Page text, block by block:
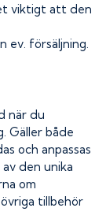
viktigt att den
ev. försäljning.
när du
Gäller både
och anpassas
den unika
om
tillbehör